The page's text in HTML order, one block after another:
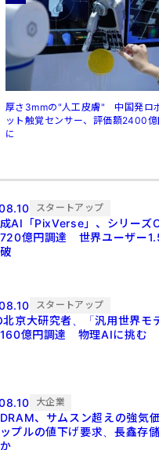
厚さ3mmの"人工皮膚" 中国発ロ
ット触覚センサー、評価額2400
に
スタートアップ
AI「PixVerse」、シリーズ
億円調達 世界ユーザー
破
スタートアップ
京大研究者、「汎用世界モ
億円調達 物理AIに挑む
大企業
、サムスン超えの強気
プルの値下げ要求、長鑫存